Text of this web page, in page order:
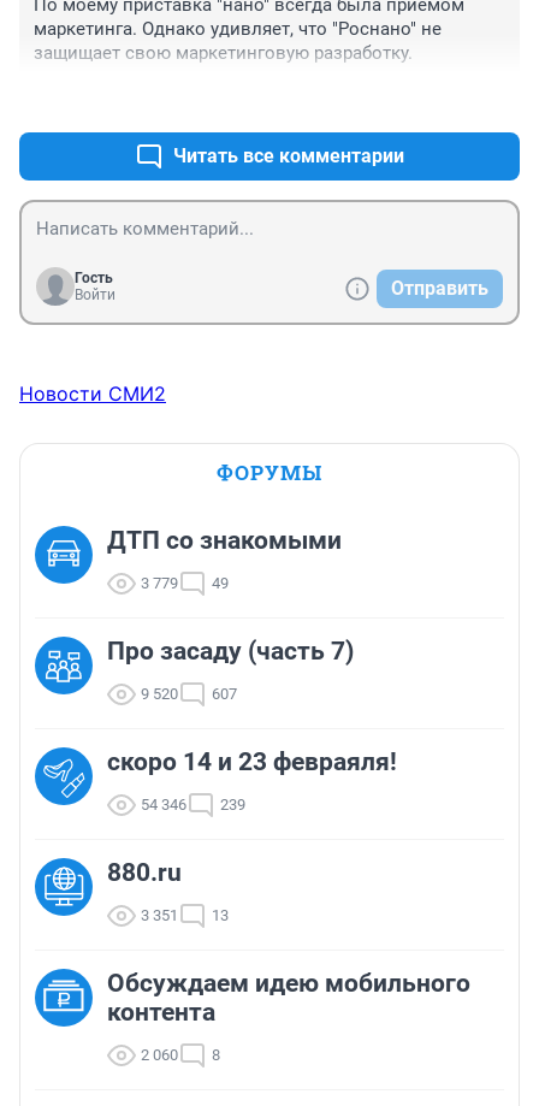
По моему приставка "нано" всегда была приёмом
маркетинга. Однако удивляет, что "Роснано" не
защищает свою маркетинговую разработку.
Читать все комментарии
Гость
Войти
Отправить
Новости СМИ2
ФОРУМЫ
ДТП со знакомыми
3 779 49
Про засаду (часть 7)
9 520 607
скоро 14 и 23 февраяля!
54 346 239
880.ru
3 351 13
Обсуждаем идею мобильного
контента
2 060 8